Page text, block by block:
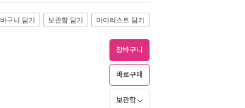
구니 담기 보관함 담기 마이리스트 담기
장바구니
바로구매
보관함